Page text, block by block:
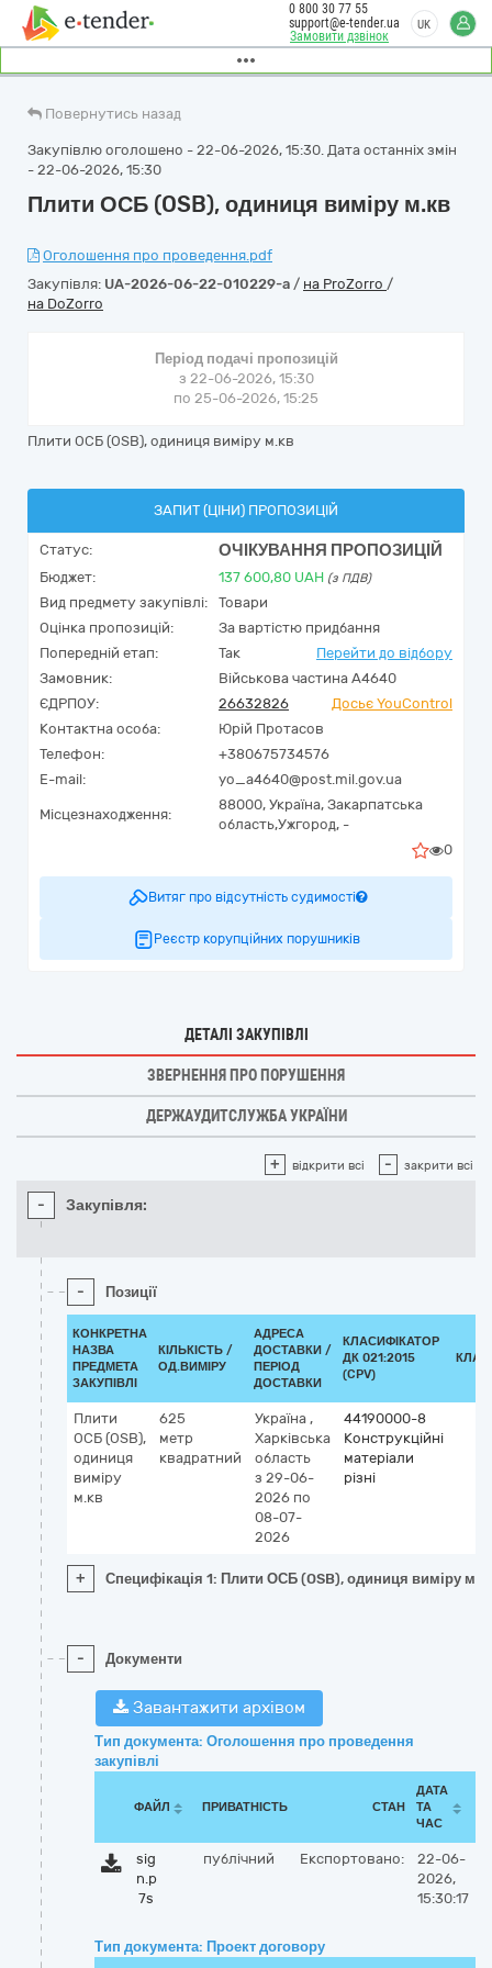
Замовити дзвінок
0 800 30 77 55
support@e-tender.ua
UK
Повернутись назад
Закупівлю оголошено - 22-06-2026, 15:30. Дата останніх змін
- 22-06-2026, 15:30
Плити ОСБ (OSB), одиниця виміру м.кв
Оголошення про проведення.pdf
Закупівля: UA-2026-06-22-010229-a / на ProZorro /
на DoZorro
Період подачі пропозицій
з 22-06-2026, 15:30
по 25-06-2026, 15:25
Плити ОСБ (OSB), одиниця виміру м.кв
ЗАПИТ (ЦІНИ) ПРОПОЗИЦІЙ
Статус: ОЧІКУВАННЯ ПРОПОЗИЦІЙ
Бюджет: 137 600,80 UAH (з ПДВ)
Вид предмету закупівлі:
Товари
Оцінка пропозицій:
За вартістю придбання
Попередній етап:
Так
Перейти до відбору
Замовник:
Військова частина А4640
ЄДРПОУ:
26632826
Досьє YouControl
Контактна особа:
Юрій Протасов
Телефон:
+380675734576
E-mail:
yo_a4640@post.mil.gov.ua
Місцезнаходження:
88000, Україна, Закарпатська
область,Ужгород, -
0
Витяг про відсутність судимості
Реєстр корупційних порушників
ДЕТАЛІ ЗАКУПІВЛІ
ЗВЕРНЕННЯ ПРО ПОРУШЕННЯ
ДЕРЖАУДИТСЛУЖБА УКРАЇНИ
+ відкрити всі - закрити всі
- Закупівля:
- Позиції
КОНКРЕТНА
НАЗВА
ПРЕДМЕТА
ЗАКУПІВЛІ
КІЛЬКІСТЬ /
ОД.ВИМІРУ
АДРЕСА
ДОСТАВКИ /
ПЕРІОД
ДОСТАВКИ
КЛАСИФІКАТОР
ДК 021:2015
(CPV)
Плити
ОСБ (OSB),
одиниця
виміру
м.кв
625
метр
квадратний
Україна ,
Харківська
область
з 29-06-
2026 по
08-07-
2026
44190000-8
Конструкційні
матеріали
різні
+ Специфікація 1: Плити ОСБ (OSB), одиниця виміру
- Документи
Завантажити архівом
Тип документа: Оголошення про проведення
закупівлі
ФАЙЛ ПРИВАТНІСТЬ СТАН
ДАТА
ТА
ЧАС
sig
n.p
7s
публічний Експортовано:
22-06-
2026,
15:30:17
Тип документа: Проект договору